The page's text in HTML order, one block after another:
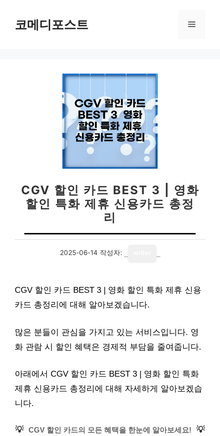
코메디포스트 메
CGV 할인 카드 BEST 3 | 영화
할인 특화 제휴 신용카드 총정
리
2025-06-14 작성자:
CGV 할인 카드 BEST 3 | 영화 할인 특화 제휴 신용
카드 총정리에 대해 알아보겠습니다.
많은 분들이 관심을 가지고 있는 서비스입니다. 영
화 관람 시 할인 혜택은 경제적 부담을 줄여줍니다.
아래에서 CGV 할인 카드 BEST 3 | 영화 할인 특화
제휴 신용카드 총정리에 대해 자세하게 알아보겠습
니다.
💡 CGV 할인 카드의 모든 혜택을 한눈에 알아보세요! 💡